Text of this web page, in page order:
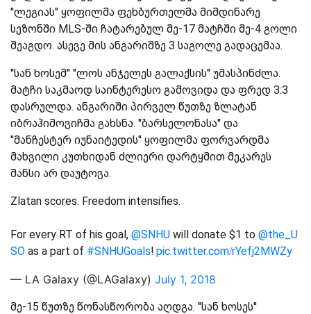
''ლეგიას'' ყოფილმა ფეხბურთელმა მიმდინარე
სეზონში MLS-ში ჩატარებულ მე-17 მატჩში მე-4 გოლი
შეაგდო. ასევე მის ანგარიშზე 3 საგოლე გადაცემაა.
''სან ხოსემ'' ''ლოს ანჯელეს გალაქსის'' უმასპინძლა.
მატჩი საკმაოდ საინტერესო გამოვიდა და ფრედ 3:3
დასრულდა. ანგარიში პირველ წუთზე ზლატან
იბრაჰიმოვიჩმა გახსნა. ''ბარსელონასა'' და
''მანჩესტერ იუნაიტედის'' ყოფილმა ფორვარდმა
მახვილი კუთხიდან ძლიერი დარტყმით მეკარეს
შანსი არ დაუტოვა.
Zlatan scores. Freedom intensifies.
For every RT of his goal, @SNHU will donate $1 to @the_U
SO as a part of #SNHUGoals! pic.twitter.com/rYefj2MWZy
— LA Galaxy (@LAGalaxy) July 1, 2018
მე-15 წუთზე წონასწორობა აღდგა. ''სან ხოსეს''